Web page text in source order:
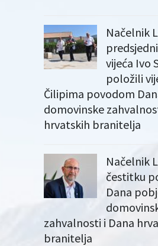
Načelnik
vijeća Ivo
položili
Čilipima povodom
domovinske
hrvatskih branitelja
Načelnik
čestitku
Dana
zahvalnosti i Dana
branitelja